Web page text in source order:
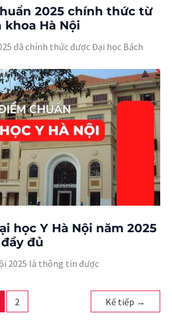
2025 chính thức từ
Hà Nội
đã chính thức được Đại học Bách
học Y Hà Nội năm 2025
đủ
2025 là thông tin được
2 Kế tiếp →